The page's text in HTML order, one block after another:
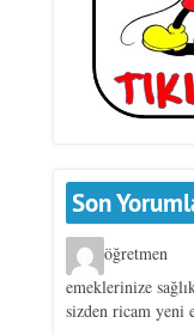
Son
öğretmen
emeklerinize
sizden ricam